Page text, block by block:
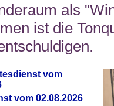
als
ist die
vom
vom 02.08.2026